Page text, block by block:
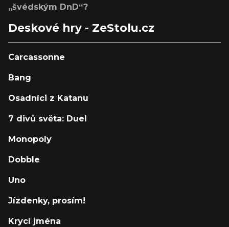
„švédským DnD“?
Deskové hry - ZeStolu.cz
Carcassonne
Bang
Osadníci z Katanu
7 divů světa: Duel
Monopoly
Dobble
Uno
Jízdenky, prosím!
Krycí jména